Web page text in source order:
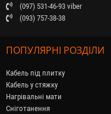
(097) 531-46-93 viber
(093) 757-38-38
ПОПУЛЯРНІ РОЗДІЛИ
Кабель під плитку
Кабель у стяжку
Нагрівальні мати
Сніготанення